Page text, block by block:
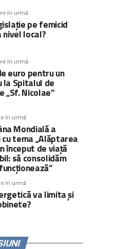
în urmă
pe femicid
local?
în urmă
euro pentru un
la Spitalul de
„Sf. Nicolae”
în urmă
Mondială a
tema „Alăptarea
început de viață
să consolidăm
în urmă
va limita și